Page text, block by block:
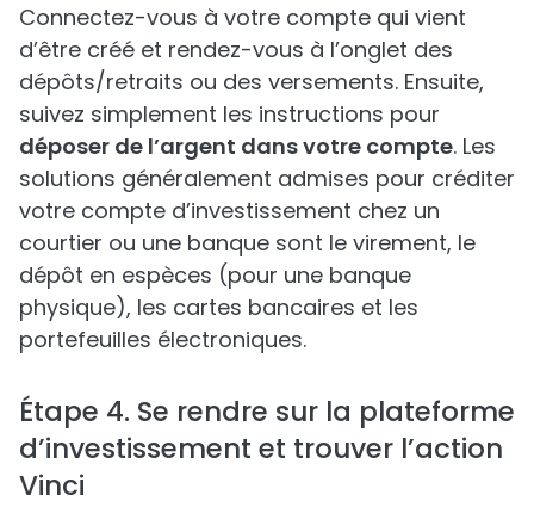
Connectez-vous à votre compte qui vient
d’être créé et rendez-vous à l’onglet des
dépôts/retraits ou des versements. Ensuite,
suivez simplement les instructions pour
déposer de l’argent dans votre compte. Les
solutions généralement admises pour créditer
votre compte d’investissement chez un
courtier ou une banque sont le virement, le
dépôt en espèces (pour une banque
physique), les cartes bancaires et les
portefeuilles électroniques.
Étape 4. Se rendre sur la plateforme
d’investissement et trouver l’action
Vinci